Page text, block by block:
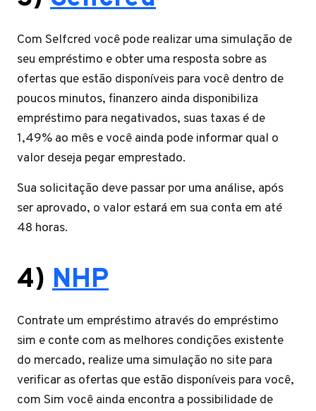
Com Selfcred você pode realizar uma simulação de
seu empréstimo e obter uma resposta sobre as
ofertas que estão disponíveis para você dentro de
poucos minutos, finanzero ainda disponibiliza
empréstimo para negativados, suas taxas é de
1,49% ao mês e você ainda pode informar qual o
valor deseja pegar emprestado.
Sua solicitação deve passar por uma análise, após
ser aprovado, o valor estará em sua conta em até
48 horas.
4) NHP
Contrate um empréstimo através do empréstimo
sim e conte com as melhores condições existente
do mercado, realize uma simulação no site para
verificar as ofertas que estão disponíveis para você,
com Sim você ainda encontra a possibilidade de